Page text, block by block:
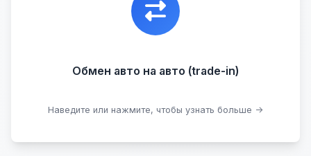
Обмен авто на авто (trade-in)
Наведите или нажмите, чтобы узнать больше →
автомобиль с доплатой, подобрав вам
подходящий вариант.
Подобрать авто